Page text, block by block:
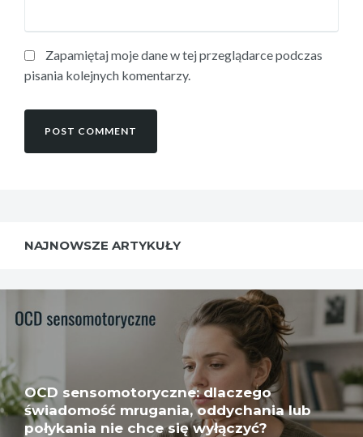
Zapamiętaj moje dane w tej przeglądarce podczas
pisania kolejnych komentarzy.
NAJNOWSZE ARTYKUŁY
OCD sensomotoryczne: dlaczego
świadomość mrugania, oddychania lub
połykania nie chce się wyłączyć?